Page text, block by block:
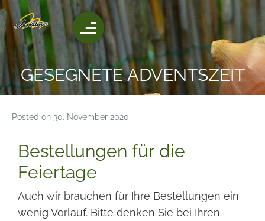
GESEGNETE ADVENTSZEIT
Posted on 30. November 2020
Bestellungen für die
Feiertage
Auch wir brauchen für Ihre Bestellungen ein
wenig Vorlauf. Bitte denken Sie bei Ihren